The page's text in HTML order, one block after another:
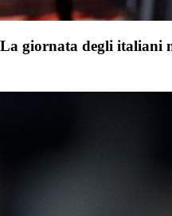
La giornata degli italiani